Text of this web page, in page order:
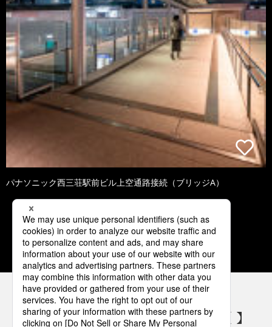
パナソニック西三荘駅前ビル上空通路接続（ブリッジA）
1 2 3 4 5
パナソニックの電気設備 SNSアカウント